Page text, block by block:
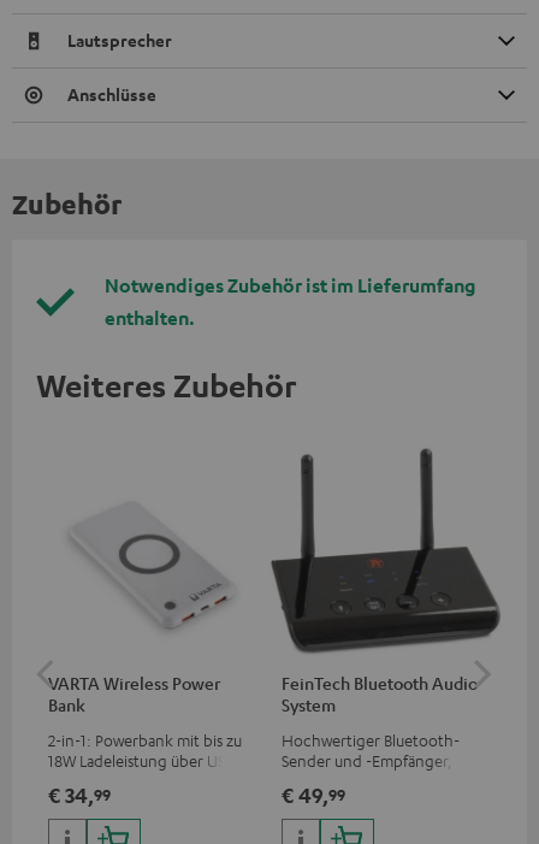
Lautsprecher
Anschlüsse
Zubehör
Notwendiges Zubehör ist im Lieferumfang
enthalten.
Weiteres Zubehör
VARTA Wireless Power
Bank
2-in-1: Powerbank mit bis zu
18W Ladeleistung über USB
bis zu 10W Ladestrom
€ 34,99
FeinTech Bluetooth Audio
System
Hochwertiger Bluetooth-
Sender und -Empfänger,
Bluetooth-Kopfhörer oder
Komplettanlagen sowie
€ 49,99